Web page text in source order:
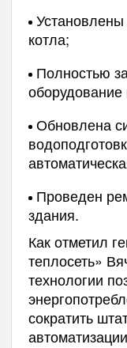
котла;
Полностью
Обновлена
Проведен
здания.
Как отметил
теплосеть»
технологии
сократить